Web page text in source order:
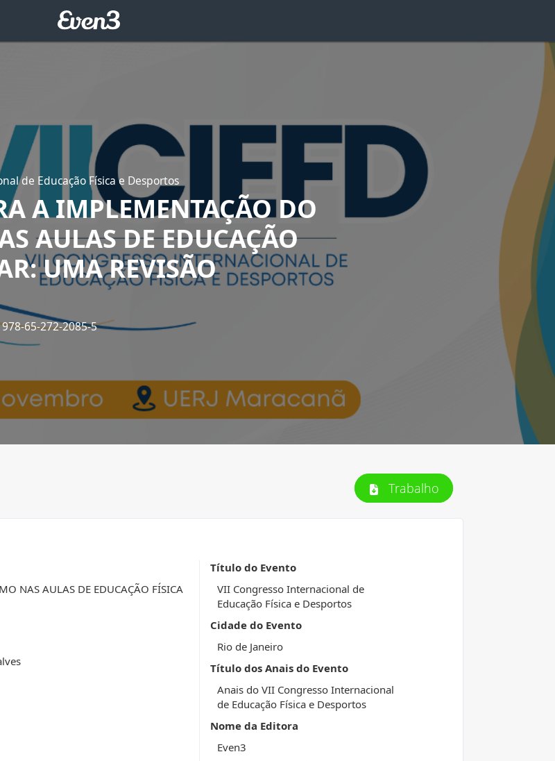
de Educação Física e Desportos
A IMPLEMENTAÇÃO DO
AULAS DE EDUCAÇÃO
UMA REVISÃO
978-65-272-2085-5
Trabalho
NAS AULAS DE EDUCAÇÃO FÍSICA
Título do Evento
VII Congresso Internacional de
Educação Física e Desportos
Cidade do Evento
Rio de Janeiro
Título dos Anais do Evento
Anais do VII Congresso Internacional
de Educação Física e Desportos
Nome da Editora
Even3